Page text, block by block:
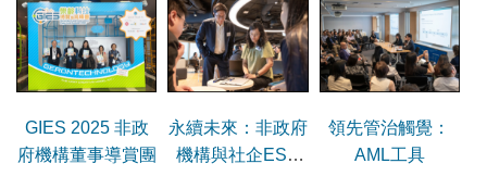
GIES 2025 非政
府機構董事導賞團
永續未來：非政府
機構與社企ESG
領先管治觸覺：
AML工具